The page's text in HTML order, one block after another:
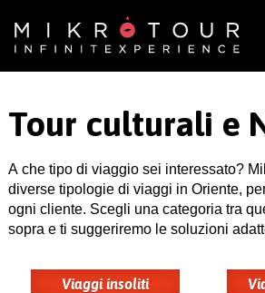
Tour culturali e
A che tipo di viaggio sei interessato?
diverse tipologie di viaggi in Oriente,
ogni cliente. Scegli una categoria tra
sopra e ti suggeriremo le soluzioni
Viaggi insoliti